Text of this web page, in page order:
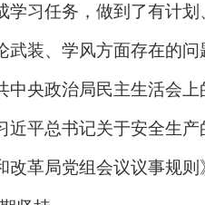
学习任务，做到了有计
武装、学风方面存在的
中央政治局民主生活会上
近平总书记关于安全生产
改革局党组会议议事规